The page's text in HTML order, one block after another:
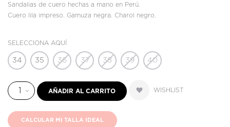
Sandalias de cuero hechas a mano en Perú.
Cuero lila impreso. Gamuza negra. Charol negro.
SELECCIONA AQUÍ
34 35 36 37 38 39 40
AÑADIR AL CARRITO WISHLIST
CALCULAR MI TALLA IDEAL